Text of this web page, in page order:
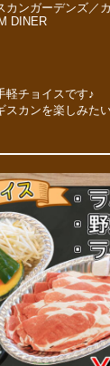
カンガーデンズ／
DINER
軽チョイスです♪
スカンを楽しみた